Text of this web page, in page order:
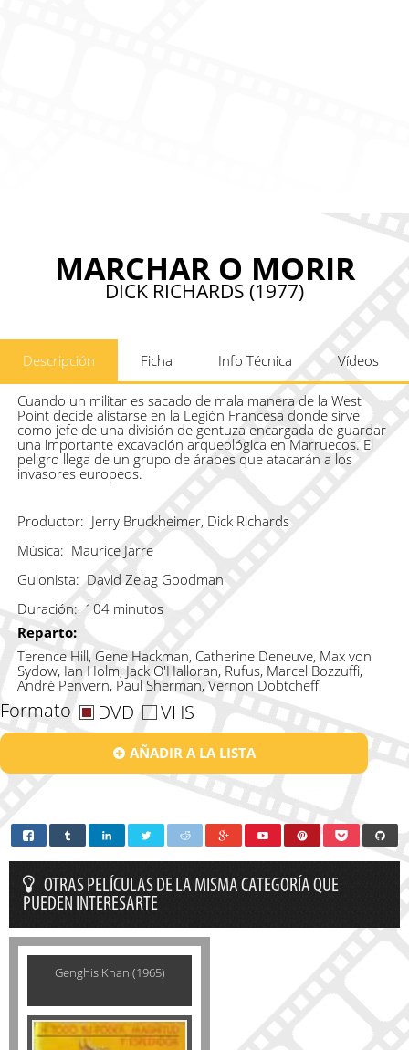
MARCHAR O MORIR
DICK RICHARDS (1977)
Descripción Ficha Info Técnica Vídeos
Cuando un militar es sacado de mala manera de la West
Point decide alistarse en la Legión Francesa donde sirve
como jefe de una división de gentuza encargada de guardar
una importante excavación arqueológica en Marruecos. El
peligro llega de un grupo de árabes que atacarán a los
invasores europeos.
Productor: Jerry Bruckheimer, Dick Richards
Música: Maurice Jarre
Guionista: David Zelag Goodman
Duración: 104 minutos
Reparto:
Terence Hill, Gene Hackman, Catherine Deneuve, Max von
Sydow, Ian Holm, Jack O'Halloran, Rufus, Marcel Bozzuffi,
André Penvern, Paul Sherman, Vernon Dobtcheff
Formato DVD VHS
AÑADIR A LA LISTA
OTRAS PELÍCULAS DE LA MISMA CATEGORÍA QUE
PUEDEN INTERESARTE
Genghis Khan (1965)